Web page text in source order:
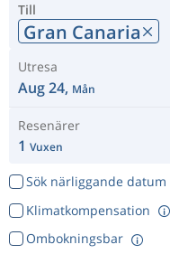
Till
Gran Canaria
Utresa
Aug 24, Mån
Resenärer
1 Vuxen
Sök närliggande datum
Klimatkompensation
Ombokningsbar